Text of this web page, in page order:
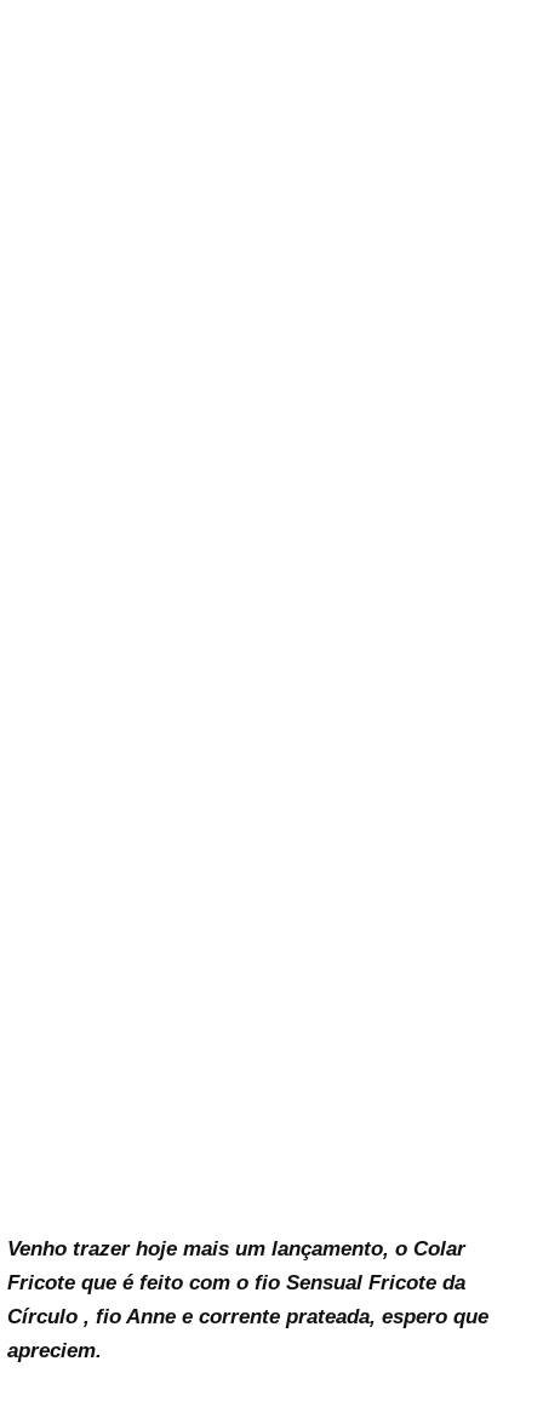
Venho trazer hoje mais um lançamento, o Colar
Fricote que é feito com o fio Sensual Fricote da
Círculo , fio Anne e corrente prateada, espero que
apreciem.